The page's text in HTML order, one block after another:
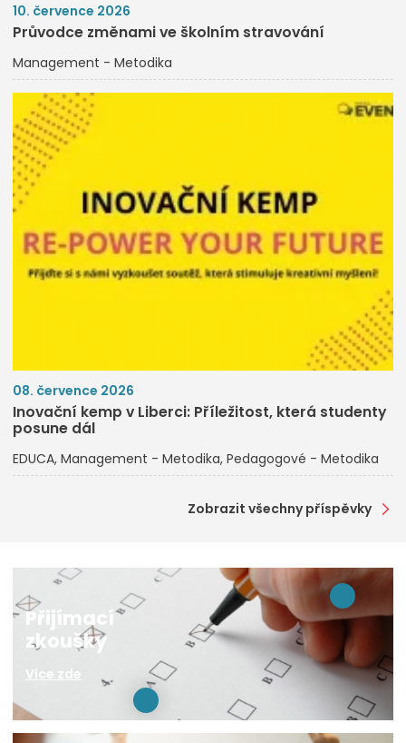
10. července 2026
Průvodce změnami ve školním stravování
Management - Metodika
08. července 2026
Inovační kemp v Liberci: Příležitost, která studenty
posune dál
EDUCA Management - Metodika Pedagogové - Metodika
Zobrazit všechny příspěvky
Přijímací
zkoušky
Více zde